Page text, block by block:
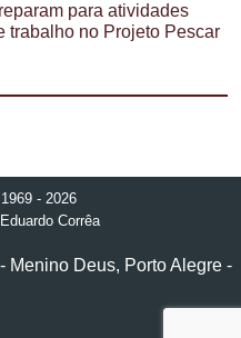
para atividades
trabalho no Projeto Pescar
- 2026
Eduardo Corrêa
Menino Deus, Porto Alegre -